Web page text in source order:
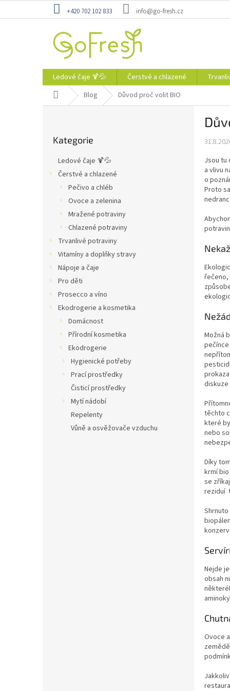
+420 702 102 833 info@go-fresh.cz
Ledové čaje 🍹💦 Čerstvé a chlazené
Domů Blog Důvod proč volit BIO
kategorie
Kategorie
Ledové čaje 🍹💦
Čerstvé a chlazené
Pečivo a chléb
Ovoce a zelenina
Mražené potraviny
Chlazené potraviny
Trvanlivé potraviny
Vitamíny a doplňky stravy
Nápoje a čaje
Pro děti
Prosecco a víno
Ekodrogerie a kosmetika
Domácnost
Přírodní kosmetika
Ekodrogerie
Hygienické potřeby
Prací prostředky
Čisticí prostředky
Mytí nádobí
Repelenty
Vůně a osvěžovače vzduchu
Jsou tu
a vlivu
o
Proto
řečeno,
Možná
diskuze
těchto
které
nebo
Díky
krmí
se
reziduí
Nejde
obsah
Ovoce